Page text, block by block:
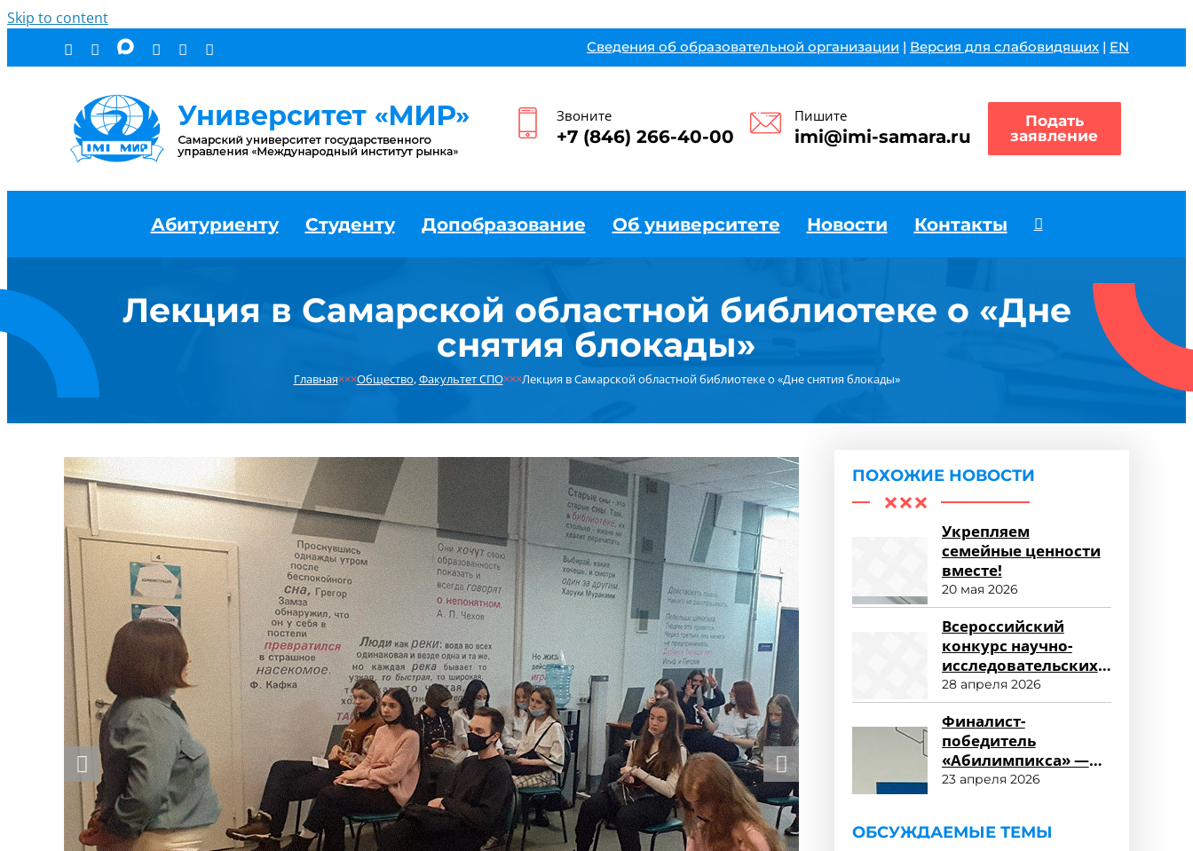
Skip to content
Сведения об образовательной организации | Версия для слабовидящих | EN
Звоните
+7 (846) 266-40-00
Пишите
imi@imi-samara.ru
Подать
заявление
Абитуриенту Студенту Допобразование Об университете Новости Контакты
Лекция в Самарской областной библиотеке о «Дне
снятия блокады»
Главная×××Общество,Факультет СПО×××Лекция в Самарской областной библиотеке о «Дне снятия блокады»
ПОХОЖИЕ НОВОСТИ
Укрепляем
семейные ценности
вместе!
20 мая 2026
Всероссийский
конкурс научно-
исследовательских
работ «Научный
потенциал СПО»
28 апреля 2026
Финалист-
победитель
«Абилимпикса» —
студент ФСПО
23 апреля 2026
ОБСУЖДАЕМЫЕ ТЕМЫ